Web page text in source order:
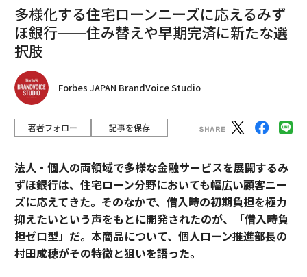
多様化する住宅ローンニーズに応えるみず
ほ銀行──住み替えや早期完済に新たな選
択肢
Forbes JAPAN BrandVoice Studio
著者フォロー 記事を保存
法人・個人の両領域で多様な金融サービスを展開するみ
ずほ銀行は、住宅ローン分野においても幅広い顧客ニー
ズに応えてきた。そのなかで、借入時の初期負担を極力
抑えたいという声をもとに開発されたのが、「借入時負
担ゼロ型」だ。本商品について、個人ローン推進部長の
村田成穂がその特徴と狙いを語った。